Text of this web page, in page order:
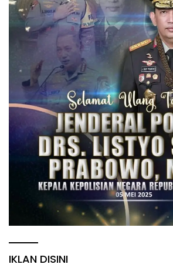
IKLAN DISINI